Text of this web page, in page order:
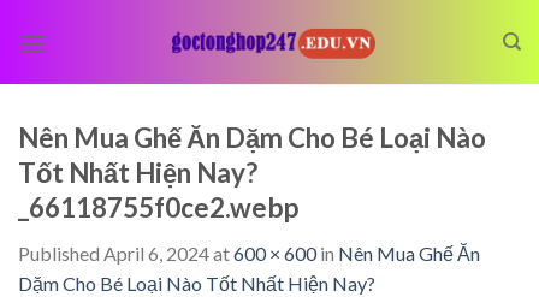
Nên Mua Ghế Ăn Dặm Cho Bé Loại Nào
Tốt Nhất Hiện Nay?
_66118755f0ce2.webp
Published April 6, 2024at600 × 600in Nên Mua Ghế Ăn
Dặm Cho Bé Loại Nào Tốt Nhất Hiện Nay?